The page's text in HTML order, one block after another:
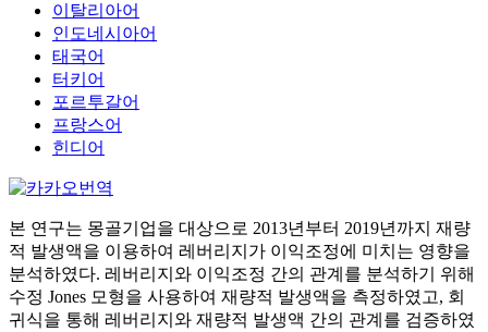
이탈리아어
인도네시아어
태국어
터키어
포르투갈어
프랑스어
힌디어
본 연구는 몽골기업을 대상으로 2013년부터 2019년까지 재량
적 발생액을 이용하여 레버리지가 이익조정에 미치는 영향을
분석하였다. 레버리지와 이익조정 간의 관계를 분석하기 위해
수정 Jones 모형을 사용하여 재량적 발생액을 측정하였고, 회
귀식을 통해 레버리지와 재량적 발생액 간의 관계를 검증하였